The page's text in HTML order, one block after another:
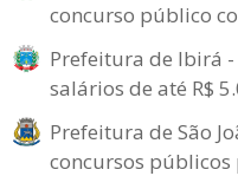
concurso público
Prefeitura de Ibirá
salários de até R$
Prefeitura de São
concursos públicos